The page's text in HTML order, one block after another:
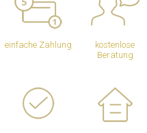
einfache Zahlung
kostenlose
Beratung